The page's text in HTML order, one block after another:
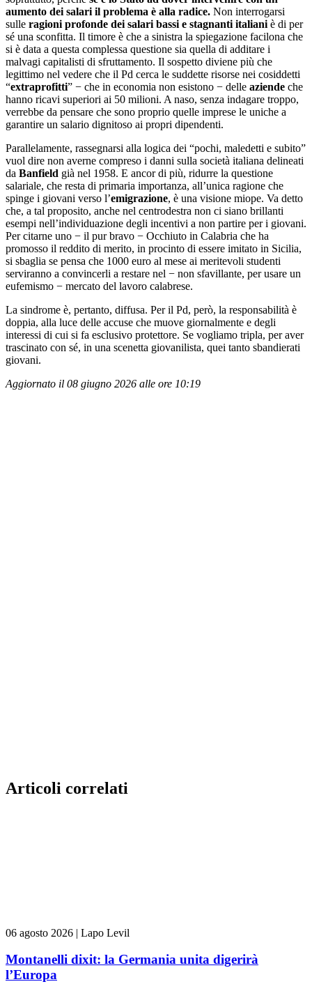
aumento dei salari il problema è alla radice. Non interrogarsi
sulle ragioni profonde dei salari bassi e stagnanti italiani è di per
sé una sconfitta. Il timore è che a sinistra la spiegazione facilona che
si è data a questa complessa questione sia quella di additare i
malvagi capitalisti di sfruttamento. Il sospetto diviene più che
legittimo nel vedere che il Pd cerca le suddette risorse nei cosiddetti
“extraprofitti” − che in economia non esistono − delle aziende che
hanno ricavi superiori ai 50 milioni. A naso, senza indagare troppo,
verrebbe da pensare che sono proprio quelle imprese le uniche a
garantire un salario dignitoso ai propri dipendenti.
Parallelamente, rassegnarsi alla logica dei “pochi, maledetti e subito”
vuol dire non averne compreso i danni sulla società italiana delineati
da Banfield già nel 1958. E ancor di più, ridurre la questione
salariale, che resta di primaria importanza, all’unica ragione che
spinge i giovani verso l’emigrazione, è una visione miope. Va detto
che, a tal proposito, anche nel centrodestra non ci siano brillanti
esempi nell’individuazione degli incentivi a non partire per i giovani.
Per citarne uno − il pur bravo − Occhiuto in Calabria che ha
promosso il reddito di merito, in procinto di essere imitato in Sicilia,
si sbaglia se pensa che 1000 euro al mese ai meritevoli studenti
serviranno a convincerli a restare nel − non sfavillante, per usare un
eufemismo − mercato del lavoro calabrese.
La sindrome è, pertanto, diffusa. Per il Pd, però, la responsabilità è
doppia, alla luce delle accuse che muove giornalmente e degli
interessi di cui si fa esclusivo protettore. Se vogliamo tripla, per aver
trascinato con sé, in una scenetta giovanilista, quei tanto sbandierati
giovani.
Aggiornato il 08 giugno 2026 alle ore 10:19
Articoli correlati
06 agosto 2026 | Lapo Levil
Montanelli dixit: la Germania unita digerirà
l’Europa